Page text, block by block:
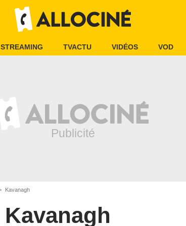
STREAMING TVACTU VIDÉOS VOD
Kavanagh
Kavanagh